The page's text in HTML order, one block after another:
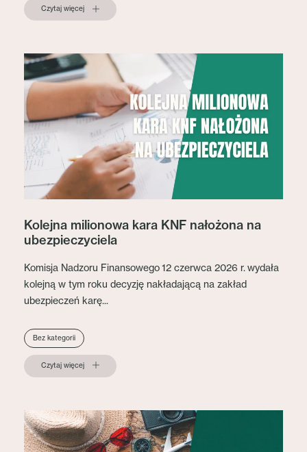
Czytaj więcej
Kolejna milionowa kara KNF nałożona na
ubezpieczyciela
Komisja Nadzoru Finansowego 12 czerwca 2026 r. wydała
kolejną w tym roku decyzję nakładającą na zakład
ubezpieczeń karę...
Bez kategorii
Czytaj więcej